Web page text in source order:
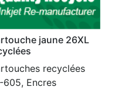
jaune 26XL
recyclées
605, Encres